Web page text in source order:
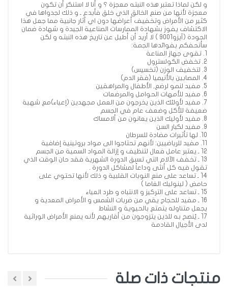
و لكن لماذا تعتبر هذه النبته معجزة ؟ و أنا لا استنكر أن تكون
معجزة لأنها من صنع الخالق الذي خلق فأبدع ـ و ذلك لجدواها في
كثير من الأمراض وتخفيف أعراضها دون اي آثار جانبية مما جعل هذا
الاكتشاف يفوز بشهادة الممارسات الصناعية الجيدة و شهادة ضمان
الجودة (آيزو9001 ) لا أريد أن أطيل عن تاريخ هذه النبته و لكن
سأتحفكم بفوائدها الجمة:
1. تقوى جهاز المناعة
2. تخفض الكولسترول
3. لتخفيف الوزن (تخسيس)
4. المصابين بالأنيميا (فقر الدم)
5. مفيد لنمو لرضع, الأطفال والمراهقين
6. مفيد للأمهات الحوامل والمرضعات
7. مفيد لأولئك الذين يخرجون من العمل مجهدين (إعياء)مع شهية
ضعيفة للأكل وضعف عام في الجسم
8. مفيد لأوليك الذين يعانون من ألامساك
9. مفيد لكبار السن
10. لها تأثيرات مضادة للسرطان
11. مفيد للرياضيين: لأنهم تحتاجوا الى مواد بروتينية إضافية
12 ـ يعتبر عامل فعال لتنظيف و إزالة المواد السمية من الجسم
13 ـ تخفف الآلام التي تسبق الدورة الشهرية فقد حان الوقت الذي
تقول فيه كل أنثى وداعاً لمشاكل الدورة .
14 ـ تساعد على منع النوبات القلبية و ذلك لأنها تحتوي على
حامض ( لينوليك الغاما )
15 ـ تساعد على التركيز و الانتباه و طرد العياء
16 ـ مفيد للحجاج يقي من ضربات الشمس و الأمراض المعدية و
يجعل متناوله يتمتع بالحيوية و النشاط
17 ـ يُنصح به للذين يتزوجون من أقاربهم لأنه يمنع الأمراض الوراثية
لدى الأجيال القادمة
منتجات ذات صلة